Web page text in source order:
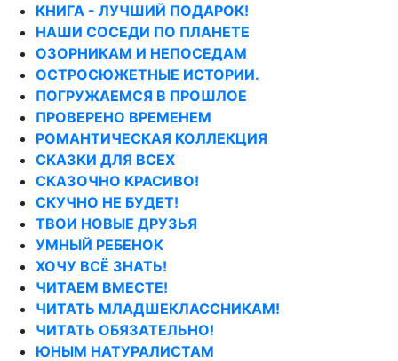
КНИГА - ЛУЧШИЙ ПОДАРОК!
НАШИ СОСЕДИ ПО ПЛАНЕТЕ
ОЗОРНИКАМ И НЕПОСЕДАМ
ОСТРОСЮЖЕТНЫЕ ИСТОРИИ.
ПОГРУЖАЕМСЯ В ПРОШЛОЕ
ПРОВЕРЕНО ВРЕМЕНЕМ
РОМАНТИЧЕСКАЯ КОЛЛЕКЦИЯ
СКАЗКИ ДЛЯ ВСЕХ
СКАЗОЧНО КРАСИВО!
СКУЧНО НЕ БУДЕТ!
ТВОИ НОВЫЕ ДРУЗЬЯ
УМНЫЙ РЕБЕНОК
ХОЧУ ВСЁ ЗНАТЬ!
ЧИТАЕМ ВМЕСТЕ!
ЧИТАТЬ МЛАДШЕКЛАССНИКАМ!
ЧИТАТЬ ОБЯЗАТЕЛЬНО!
ЮНЫМ НАТУРАЛИСТАМ